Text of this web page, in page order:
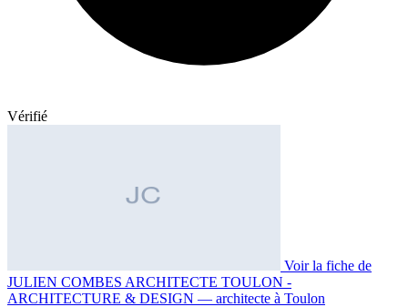
Vérifié
Voir la fiche de
JULIEN COMBES ARCHITECTE TOULON -
ARCHITECTURE & DESIGN — architecte à Toulon